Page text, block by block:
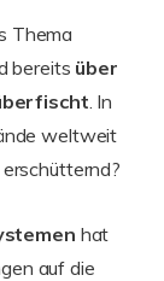
Thema
bereits über
. In
weltweit
hat
auf die